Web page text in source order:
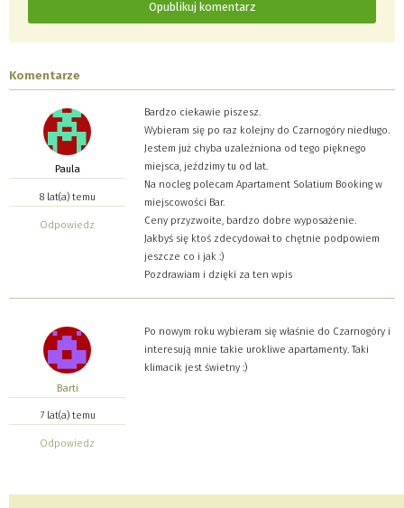
Komentarze
Paula
8 lat(a) temu
Odpowiedz
Bardzo ciekawie piszesz.
Wybieram się po raz kolejny do Czarnogóry niedługo.
Jestem już chyba uzależniona od tego pięknego
miejsca, jeździmy tu od lat.
Na nocleg polecam Apartament Solatium Booking w
miejscowości Bar.
Ceny przyzwoite, bardzo dobre wyposażenie.
Jakbyś się ktoś zdecydował to chętnie podpowiem
jeszcze co i jak :)
Pozdrawiam i dzięki za ten wpis
Barti
7 lat(a) temu
Odpowiedz
Po nowym roku wybieram się właśnie do Czarnogóry i
interesują mnie takie urokliwe apartamenty. Taki
klimacik jest świetny :)